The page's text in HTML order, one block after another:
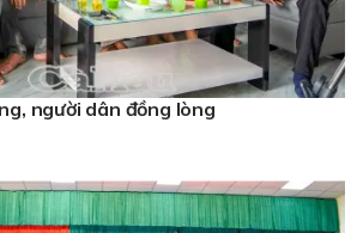
người dân đồng lòng